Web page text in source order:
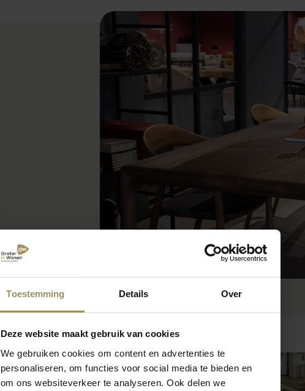
Toestemming Details Over
Deze website maakt gebruik van cookies
We gebruiken cookies om content en advertenties te
personaliseren, om functies voor social media te bieden en
om ons websiteverkeer te analyseren. Ook delen we